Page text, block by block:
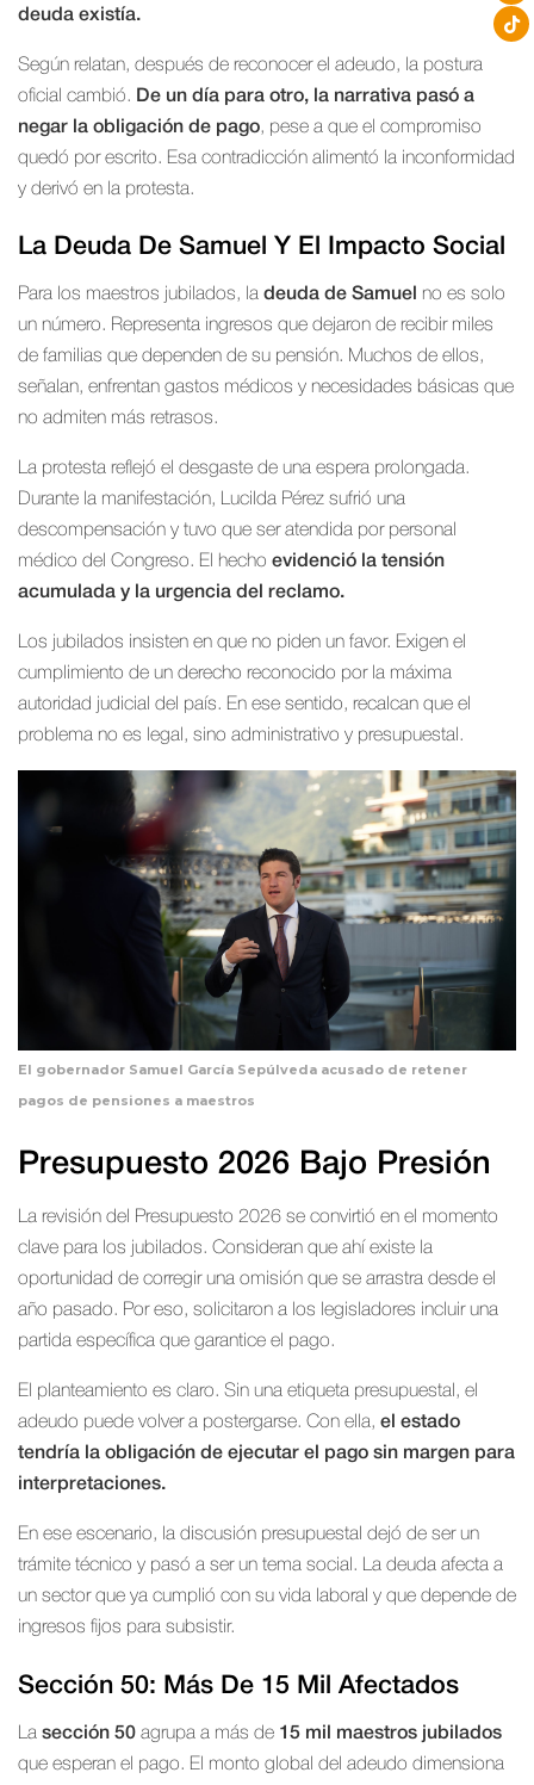
deuda existía.
Según relatan, después de reconocer el adeudo, la postura
oficial cambió. De un día para otro, la narrativa pasó a
negar la obligación de pago, pese a que el compromiso
quedó por escrito. Esa contradicción alimentó la inconformidad
y derivó en la protesta.
La Deuda De Samuel Y El Impacto Social
Para los maestros jubilados, la deuda de Samuel
no es solo
un número. Representa ingresos que dejaron de recibir miles
de familias que dependen de su pensión. Muchos de ellos,
señalan, enfrentan gastos médicos y necesidades básicas que
no admiten más retrasos.
La protesta reflejó el desgaste de una espera prolongada.
Durante la manifestación, Lucilda Pérez sufrió una
descompensación y tuvo que ser atendida por personal
médico del Congreso. El hecho evidenció la tensión
acumulada y la urgencia del reclamo.
Los jubilados insisten en que no piden un favor. Exigen el
cumplimiento de un derecho reconocido por la máxima
autoridad judicial del país. En ese sentido, recalcan que el
problema no es legal, sino administrativo y presupuestal.
El gobernador Samuel García Sepúlveda acusado de retener
pagos de pensiones a maestros
Presupuesto 2026 Bajo Presión
La revisión del Presupuesto 2026 se convirtió en el momento
clave para los jubilados. Consideran que ahí existe la
oportunidad de corregir una omisión que se arrastra desde el
año pasado. Por eso, solicitaron a los legisladores incluir una
partida específica que garantice el pago.
El planteamiento es claro. Sin una etiqueta presupuestal, el
adeudo puede volver a postergarse. Con ella, el estado
tendría la obligación de ejecutar el pago sin margen para
interpretaciones.
En ese escenario, la discusión presupuestal dejó de ser un
trámite técnico y pasó a ser un tema social. La deuda afecta a
un sector que ya cumplió con su vida laboral y que depende de
ingresos fijos para subsistir.
Sección 50: Más De 15 Mil Afectados
La sección 50 agrupa a más de 15 mil maestros jubilados
que esperan el pago. El monto global del adeudo dimensiona